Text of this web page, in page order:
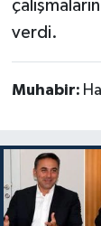
verdi.
Muhabir: